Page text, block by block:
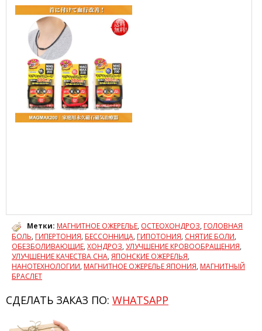
Метки: МАГНИТНОЕ ОЖЕРЕЛЬЕ, ОСТЕОХОНДРОЗ, ГОЛОВНАЯ
БОЛЬ, ГИПЕРТОНИЯ, БЕССОННИЦА, ГИПОТОНИЯ, СНЯТИЕ БОЛИ,
ОБЕЗБОЛИВАЮЩИЕ,ХОНДРОЗ,УЛУЧШЕНИЕ КРОВООБРАЩЕНИЯ,
УЛУЧШЕНИЕ КАЧЕСТВА СНА,ЯПОНСКИЕ ОЖЕРЕЛЬЯ,
НАНОТЕХНОЛОГИИ, МАГНИТНОЕ ОЖЕРЕЛЬЕ ЯПОНИЯ, МАГНИТНЫЙ
БРАСЛЕТ
СДЕЛАТЬ ЗАКАЗ ПО: WHATSAPP